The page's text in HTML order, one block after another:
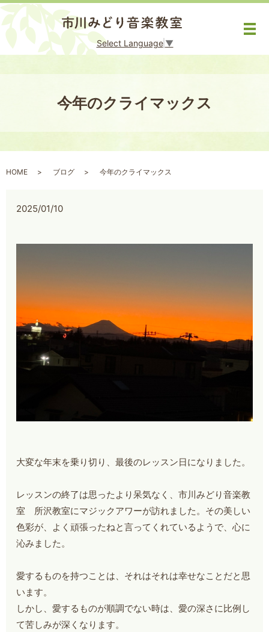
Select Language ▼
メ
今年のクライマックス
HOME ブログ 今年のクライマックス
2025/01/10
大変な年末を乗り切り、最後のレッスン日になりました。
レッスンの終了は思ったより呆気なく、市川みどり音楽教
室 所沢教室にマジックアワーが訪れました。その美しい
色彩が、よく頑張ったねと言ってくれているようで、心に
沁みました。
愛するものを持つことは、それはそれは幸せなことだと思
います。
しかし、愛するものが順調でない時は、愛の深さに比例し
て苦しみが深くなります。